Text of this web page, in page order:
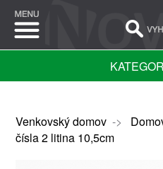
Venkovský domov->
čísla 2 litina 10,5cm